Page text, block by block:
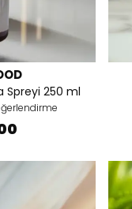
Spreyi 250 ml